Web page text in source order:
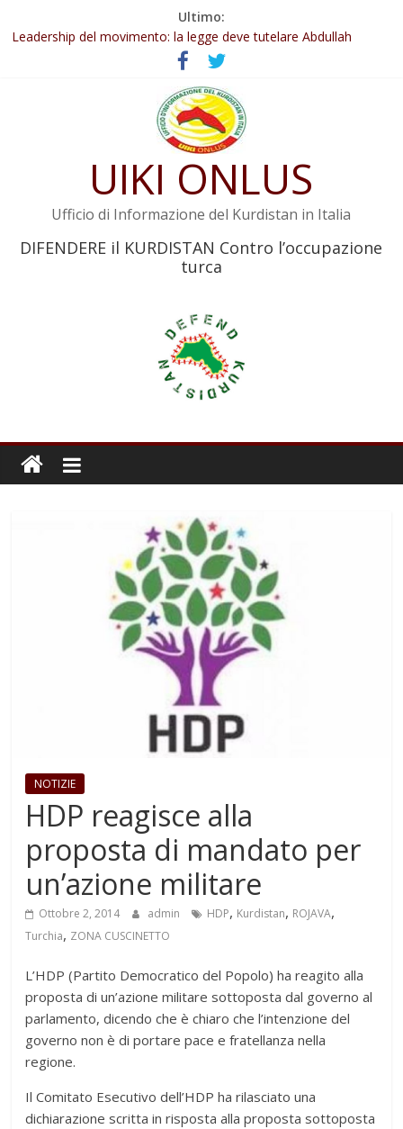
Ultimo:
Abdullah Öcalan: Le legge negativa deve essere trasformata in
legge positiva
Leadership del movimento: la legge deve tutelare Abdullah
Commissione donne del KNK: Şengal è di nuovo sotto minaccia
Non tenere conto della situazione di Rêber Apo ostacolerebbe
Il KNK chiede un’azione internazionale contro i crimini di guerra
UIKI ONLUS
Ufficio di Informazione del Kurdistan in Italia
DIFENDERE il KURDISTAN Contro l’occupazione
turca
NOTIZIE
HDP reagisce alla
proposta di mandato per
un’azione militare
Ottobre 2, 2014 admin HDP, Kurdistan, ROJAVA,
Turchia, ZONA CUSCINETTO
L’HDP (Partito Democratico del Popolo) ha reagito alla
proposta di un’azione militare sottoposta dal governo al
parlamento, dicendo che è chiaro che l’intenzione del
governo non è di portare pace e fratellanza nella
regione.
Il Comitato Esecutivo dell’HDP ha rilasciato una
dichiarazione scritta in risposta alla proposta sottoposta